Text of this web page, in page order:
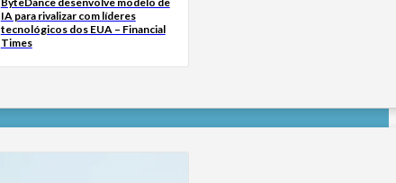
IA para rivalizar com líderes
tecnológicos dos EUA – Financial
Times